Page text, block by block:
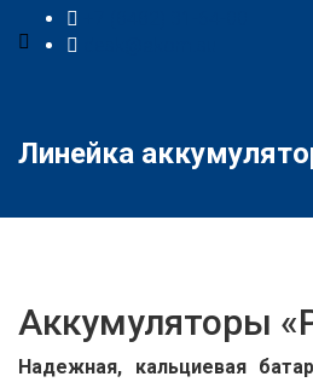
Линейка
Аккумуляторы
Надежная, кальциевая